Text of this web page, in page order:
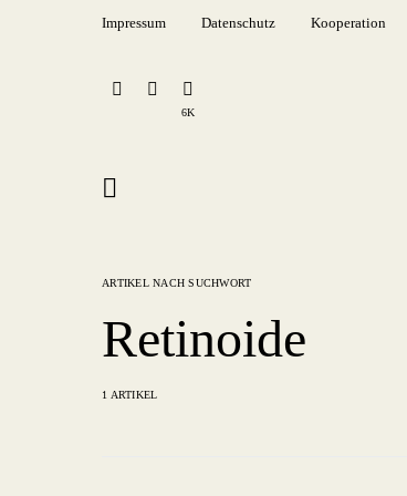
Impressum Datenschutz Kooperation
6K
ARTIKEL NACH SUCHWORT
Retinoide
1 ARTIKEL